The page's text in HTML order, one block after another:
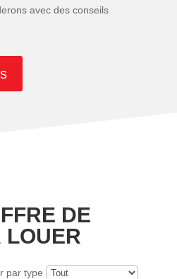
avec des conseils
DE
LOUER
par type